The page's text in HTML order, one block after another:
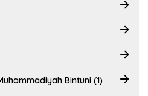
Bintuni (1)